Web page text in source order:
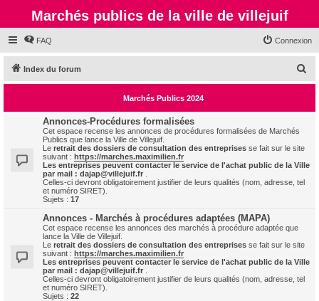
Marchés publics de la ville de villejuif
FAQ Connexion
Index du forum
e
c
Marchés Publics 2024
Annonces-Procédures formalisées
Cet espace recense les annonces de procédures formalisées de Marchés
Publics que lance la Ville de Villejuif.
Le retrait des dossiers de consultation des entreprises se fait sur le site
suivant : https://marches.maximilien.fr
Les entreprises peuvent contacter le service de l'achat public de la Ville
par mail : dajap@villejuif.fr
Celles-ci devront obligatoirement justifier de leurs qualités (nom, adresse, tel
et numéro SIRET).
Sujets : 17
Annonces - Marchés à procédures adaptées (MAPA)
Cet espace recense les annonces des marchés à procédure adaptée que
lance la Ville de Villejuif.
Le retrait des dossiers de consultation des entreprises se fait sur le site
suivant : https://marches.maximilien.fr
Les entreprises peuvent contacter le service de l'achat public de la Ville
par mail : dajap@villejuif.fr
Celles-ci devront obligatoirement justifier de leurs qualités (nom, adresse, tel
et numéro SIRET).
Sujets : 22